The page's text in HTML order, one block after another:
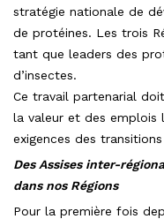
stratégie nationale de
de protéines. Les trois
tant que leaders des
d’insectes.
Ce travail partenarial
la valeur et des emplois
exigences des
Des Assises inter-
dans nos Régions
Pour la première fois